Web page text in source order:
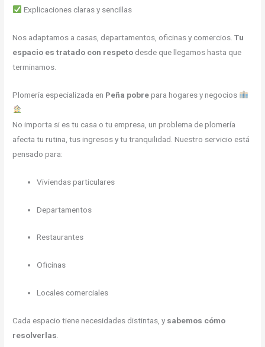
Explicaciones claras y sencillas
Nos adaptamos a casas, departamentos, oficinas y comercios.Tu
espacio es tratado con respeto desde que llegamos hasta que
terminamos.
Plomería especializada en Peña pobrepara hogares y negocios
No importa si es tu casa o tu empresa, un problema de plomería
afecta tu rutina, tus ingresos y tu tranquilidad. Nuestro servicio está
pensado para:
Viviendas particulares
Departamentos
Restaurantes
Oficinas
Locales comerciales
Cada espacio tiene necesidades distintas, y sabemos cómo
resolverlas